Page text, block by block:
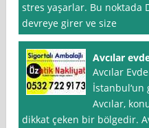
stres yaşarlar. Bu noktada
devreye girer ve size
Avcılar
Avcılar
Avcılar,
dikkat çeken bir bölgedir.